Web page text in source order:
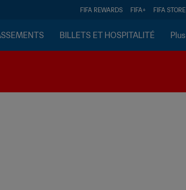
FIFA REWARDS FIFA+ FIFA STORE
BILLETS ET HOSPITALITÉ Plus